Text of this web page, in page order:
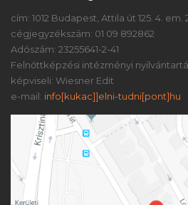
cím: 1012 Budapest, Attila út 125. 4. em.
cégjegyzékszám: 01 09 892862
Adószám: 23255641-2-41
Felnőttképzési intézményi
képviseli: Wiesner Edit
e-mail: info[kukac]]elni-tudni[pont]hu